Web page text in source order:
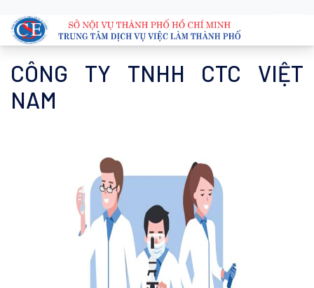
CÔNG TY TNHH CTC VIỆT
NAM